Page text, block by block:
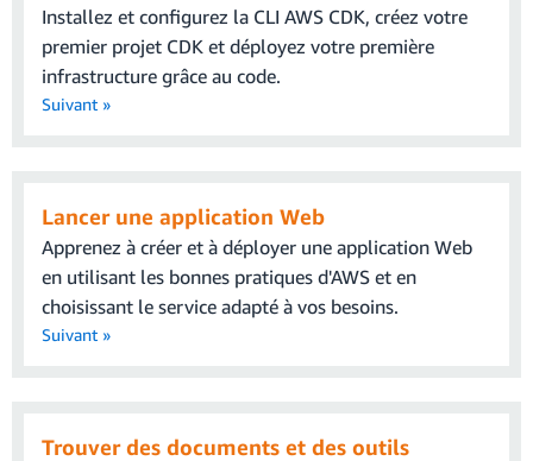
Installez et configurez la CLI AWS CDK, créez votre
premier projet CDK et déployez votre première
infrastructure grâce au code.
Suivant »
Lancer une application Web
Apprenez à créer et à déployer une application Web
en utilisant les bonnes pratiques d'AWS et en
choisissant le service adapté à vos besoins.
Suivant »
Trouver des documents et des outils